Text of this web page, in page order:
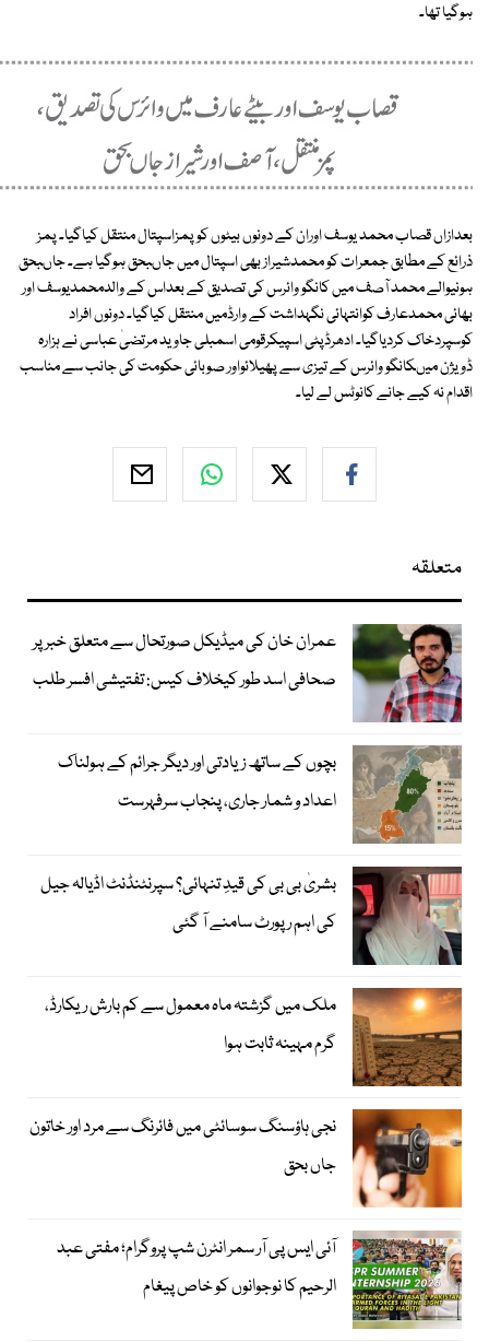
ہوگیا تھا۔
بعدازاں قصاب محمد یوسف اوران کے دونوں بیٹوں کو پمزاسپتال منتقل کیاگیا۔ پمز
ذرائع کے مطابق جمعرات کو محمدشیراز بھی اسپتال میں جاںبحق ہوگیا ہے۔ جاںبحق
ہونیوالے محمد آصف میں کانگو وائرس کی تصدیق کے بعداس کے والدمحمدیوسف اور
بھائی محمدعارف کوانتہائی نگہداشت کے وارڈمیں منتقل کیاگیا۔ دونوں افراد
کوسپردخاک کردیاگیا۔ ادھرڈپٹی اسپیکرقومی اسمبلی جاوید مرتضیٰ عباسی نے ہزارہ
ڈویژن میںکانگو وائرس کے تیزی سے پھیلائواور صوبائی حکومت کی جانب سے مناسب
اقدام نہ کیے جانے کانوٹس لے لیا۔
متعلقہ
عمران خان کی میڈیکل صورتحال سے متعلق خبر پر
صحافی اسد طور کیخلاف کیس: تفتیشی افسر طلب
بچوں کے ساتھ زیادتی اور دیگر جرائم کے ہولناک
اعداد و شمار جاری، پنجاب سرفہرست
بشریٰ بی بی کی قیدِ تنہائی؟ سپرنٹنڈنٹ اڈیالہ جیل
کی اہم رپورٹ سامنے آ گئی
ملک میں گزشتہ ماہ معمول سے کم بارش ریکارڈ،
گرم مہینہ ثابت ہوا
نجی ہاؤسنگ سوسائٹی میں فائرنگ سے مرد اور خاتون
جاں بحق
آئی ایس پی آر سمر انٹرن شپ پروگرام؛ مفتی عبد
الرحیم کا نوجوانوں کو خاص پیغام